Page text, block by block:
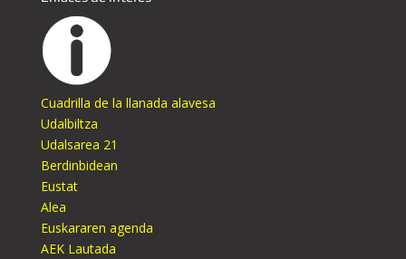
Cuadrilla de la llanada alavesa
Udalbiltza
Udalsarea 21
Berdinbidean
Eustat
Alea
Euskararen agenda
AEK Lautada